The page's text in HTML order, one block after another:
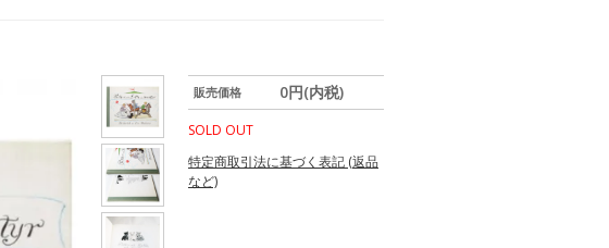
販売価格 0円(内税)
SOLD OUT
特定商取引法に基づく表記 (返品
など)